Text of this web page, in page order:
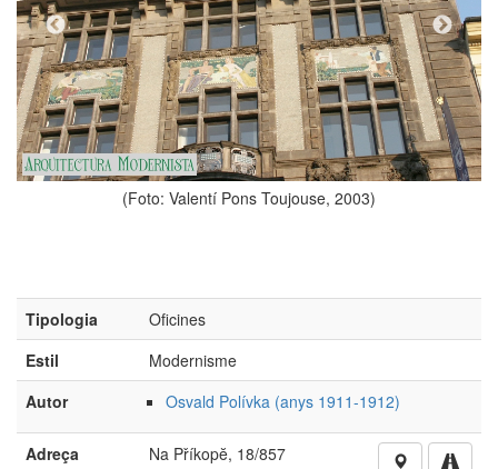
Pons Toujouse, 2003)
Tipologia
Oficines
Estil
Modernisme
Autor
Osvald Polívka (anys 1911-1912)